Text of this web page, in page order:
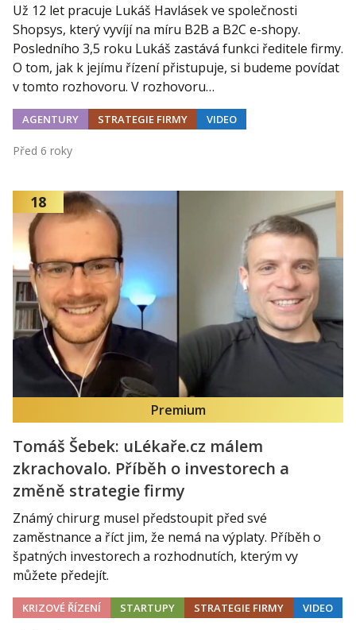
Už 12 let pracuje Lukáš Havlásek ve společnosti
Shopsys, který vyvíjí na míru B2B a B2C e-shopy.
Posledního 3,5 roku Lukáš zastává funkci ředitele firmy.
O tom, jak k jejímu řízení přistupuje, si budeme povídat
v tomto rozhovoru. V rozhovoru…
AGENTURY STRATEGIE FIRMY VIDEO
Před 6 roky
18
Premium
Tomáš Šebek: uLékaře.cz málem
zkrachovalo. Příběh o investorech a
změně strategie firmy
Známý chirurg musel předstoupit před své
zaměstnance a říct jim, že nemá na výplaty. Příběh o
špatných investorech a rozhodnutích, kterým vy
můžete předejít.
KRIZOVÉ ŘÍZENÍ STARTUPY STRATEGIE FIRMY VIDEO